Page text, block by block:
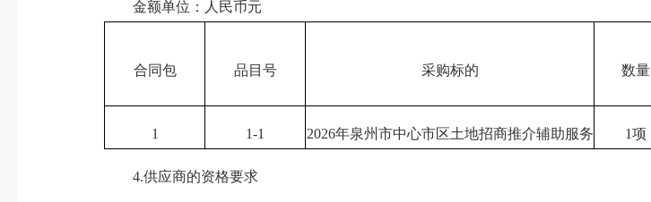
金额单位：人民币元
合同包 品目号 采购标的 数量
1 1-1 2026年泉州市中心市区土地招商推介辅助服务 1项
4.供应商的资格要求